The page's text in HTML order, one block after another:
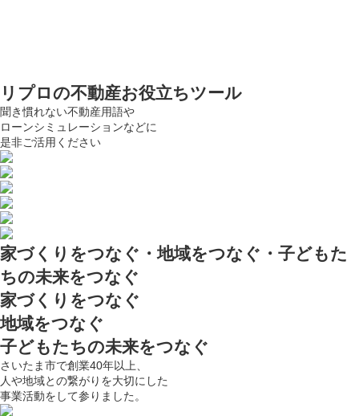
リプロの不動産お役立ちツール
聞き慣れない不動産用語や
ローンシミュレーションなどに
是非ご活用ください
家づくりをつなぐ・地域をつなぐ・子どもた
ちの未来をつなぐ
家づくりをつなぐ
地域をつなぐ
子どもたちの未来をつなぐ
さいたま市で創業40年以上、
人や地域との繋がりを大切にした
事業活動をして参りました。